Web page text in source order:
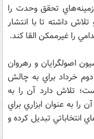
تحقق وحدت را
داشته تا با انتشار
را غير‌ممكن القا كند.
اصولگرايان و رهروان
خرداد براي به چالش
تلاش دارد آن را به
به عنوان ابزاري براي
انتخاباتي تبديل كرده و